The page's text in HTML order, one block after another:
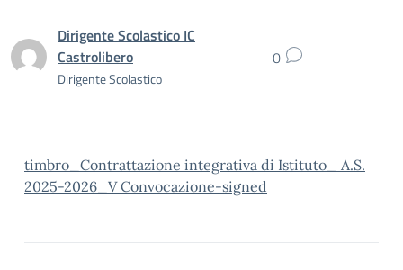
Dirigente Scolastico IC
Castrolibero
Dirigente Scolastico
0
timbro_Contrattazione integrativa di Istituto_ A.S.
2025-2026_V Convocazione-signed